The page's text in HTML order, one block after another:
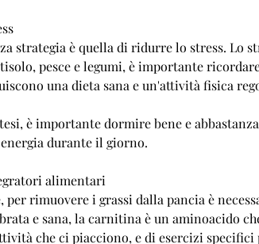
strategia è quella di ridurre lo stress. Lo
pesce e legumi, è importante
una dieta sana e un'attività fisica
è importante dormire bene e
durante il giorno.
alimentari
per rimuovere i grassi dalla pancia è
e sana, la carnitina è un aminoacido
che ci piacciono, e di esercizi